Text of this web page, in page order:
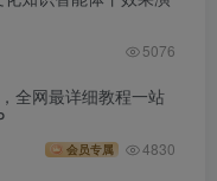
5076
全网最详细教程一站
会员专属 4830